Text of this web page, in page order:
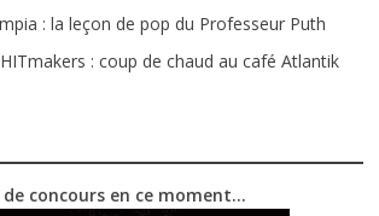
: la leçon de pop du Professeur Puth
: coup de chaud au café Atlantik
de concours en ce moment…